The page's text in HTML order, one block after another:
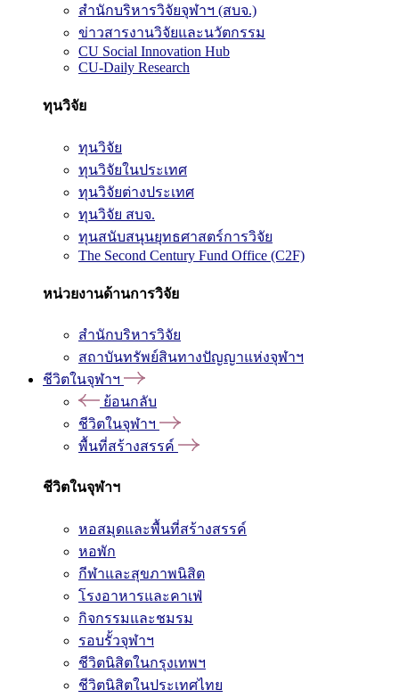
สำนักบริหารวิจัยจุฬาฯ (สบจ.)
ข่าวสารงานวิจัยและนวัตกรรม
CU Social Innovation Hub
CU-Daily Research
ทุนวิจัย
ทุนวิจัย
ทุนวิจัยในประเทศ
ทุนวิจัยต่างประเทศ
ทุนวิจัย สบจ.
ทุนสนับสนุนยุทธศาสตร์การวิจัย
The Second Century Fund Office (C2F)
หน่วยงานด้านการวิจัย
สำนักบริหารวิจัย
สถาบันทรัพย์สินทางปัญญาแห่งจุฬาฯ
ชีวิตในจุฬาฯ
ย้อนกลับ
ชีวิตในจุฬาฯ
พื้นที่สร้างสรรค์
ชีวิตในจุฬาฯ
หอสมุดและพื้นที่สร้างสรรค์
หอพัก
กีฬาและสุขภาพนิสิต
โรงอาหารและคาเฟ่
กิจกรรมและชมรม
รอบรั้วจุฬาฯ
ชีวิตนิสิตในกรุงเทพฯ
ชีวิตนิสิตในประเทศไทย